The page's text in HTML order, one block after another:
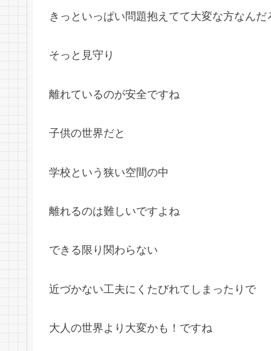
きっといっぱい問題抱えてて大変な方なんだ
そっと見守り
離れているのが安全ですね
子供の世界だと
学校という狭い空間の中
離れるのは難しいですよね
できる限り関わらない
近づかない工夫にくたびれてしまったりで
大人の世界より大変かも！ですね